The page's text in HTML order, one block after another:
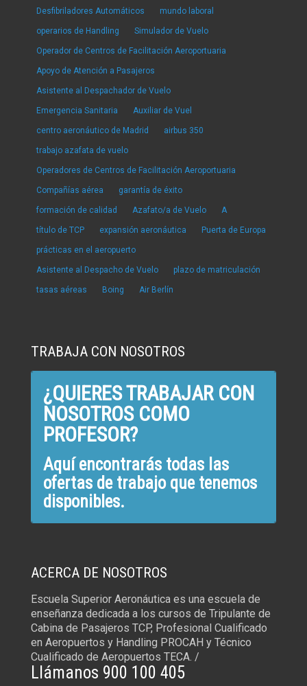
Desfibriladores Automáticos mundo laboral
operarios de Handling Simulador de Vuelo
Operador de Centros de Facilitación Aeroportuaria
Apoyo de Atención a Pasajeros
Asistente al Despachador de Vuelo
Emergencia Sanitaria Auxiliar de Vuel
centro aeronáutico de Madrid airbus 350
trabajo azafata de vuelo
Operadores de Centros de Facilitación Aeroportuaria
Compañías aérea garantía de éxito
formación de calidad Azafato/a de Vuelo A
título de TCP expansión aeronáutica Puerta de Europa
prácticas en el aeropuerto
Asistente al Despacho de Vuelo plazo de matriculación
tasas aéreas Boing Air Berlín
TRABAJA CON NOSOTROS
¿QUIERES TRABAJAR CON
NOSOTROS COMO
PROFESOR?
Aquí encontrarás todas las
ofertas de trabajo que tenemos
disponibles.
ACERCA DE NOSOTROS
Escuela Superior Aeronáutica es una escuela de
enseñanza dedicada a los cursos de Tripulante de
Cabina de Pasajeros TCP, Profesional Cualificado
en Aeropuertos y Handling PROCAH y Técnico
Cualificado de Aeropuertos TECA. /
Llámanos 900 100 405